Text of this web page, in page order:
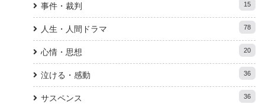
事件・裁判 15
人生・人間ドラマ 78
心情・思想 20
泣ける・感動 36
サスペンス 36